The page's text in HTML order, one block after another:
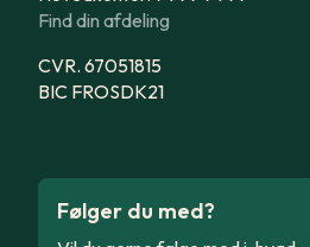
Find din afdeling
CVR. 67051815
BIC FROSDK21
Følger du med?